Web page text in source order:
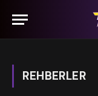
REHBERLER